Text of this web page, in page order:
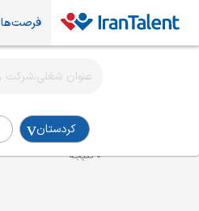
کردستان
اطلاع‌رسانی شغلی
استخدام کارشناس
0 نتیجه